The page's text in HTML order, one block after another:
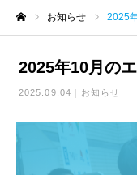
お知らせ 2025
2025年10月の
2025.09.04 お知らせ